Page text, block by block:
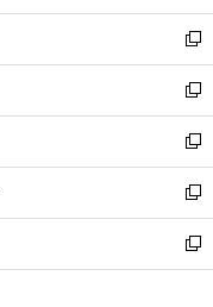
開
く
ウ
で
開
く
ン
ド
ウ
で
開
く
ウ
ィ
ン
ド
ウ
で
開
く
新
し
い
ウ
ィ
ン
ド
ウ
で
開
新
し
い
ウ
ィ
ン
ド
ウ
新
し
い
ウ
ィ
ン
新
し
い
ウ
新
し